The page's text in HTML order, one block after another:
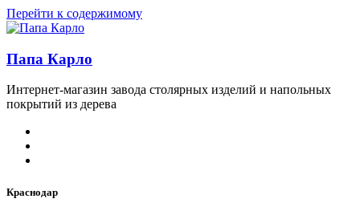
Перейти к содержимому
Папа Карло
Интернет-магазин завода столярных изделий и напольных
покрытий из дерева
Краснодар